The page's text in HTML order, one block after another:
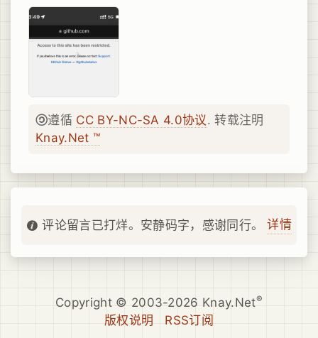
遵循 CC BY-NC-SA 4.0协议. 转载注明
Knay.Net ™
评论留言已打烊。安静码字，感谢同行。 详情
Copyright © 2003-2026 Knay.Net®
版权说明 RSS订阅